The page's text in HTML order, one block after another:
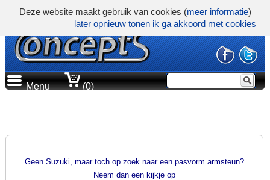
Menu (0)
Geen Suzuki, maar toch op zoek naar een pasvorm armsteun?
Neem dan een kijkje op
Deze website maakt gebruik van cookies (meer informatie)
later opnieuw tonen ik ga akkoord met cookies